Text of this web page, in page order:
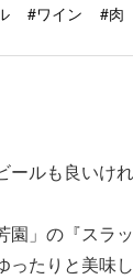
#ワイン #肉
ールも良いけ
園」の『スラ
ったりと美味